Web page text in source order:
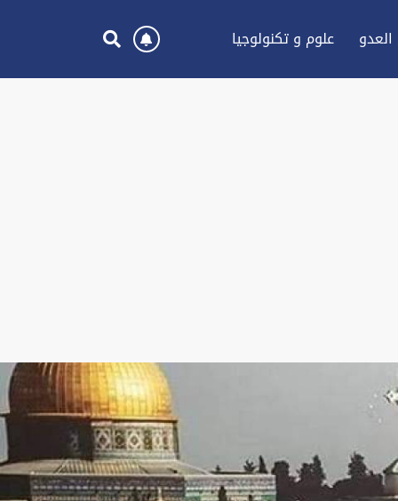
علوم و تكنولوجيا